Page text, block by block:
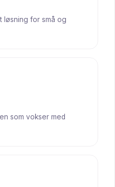
løsning for små og
som vokser med